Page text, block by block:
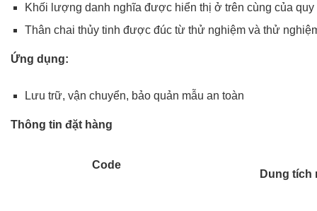
Khối lượng danh nghĩa được hiển thị ở trên cùng của
Thân chai thủy tinh được đúc từ thử nghiệm và thử
Ứng dụng:
Lưu trữ, vận chuyển, bảo quản mẫu an toàn
Thông tin đặt hàng
Code
Dung tích